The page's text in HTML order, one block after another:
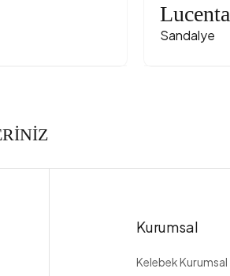
Lucenta
Sandalye
Kurumsal
Kelebek Kurumsal